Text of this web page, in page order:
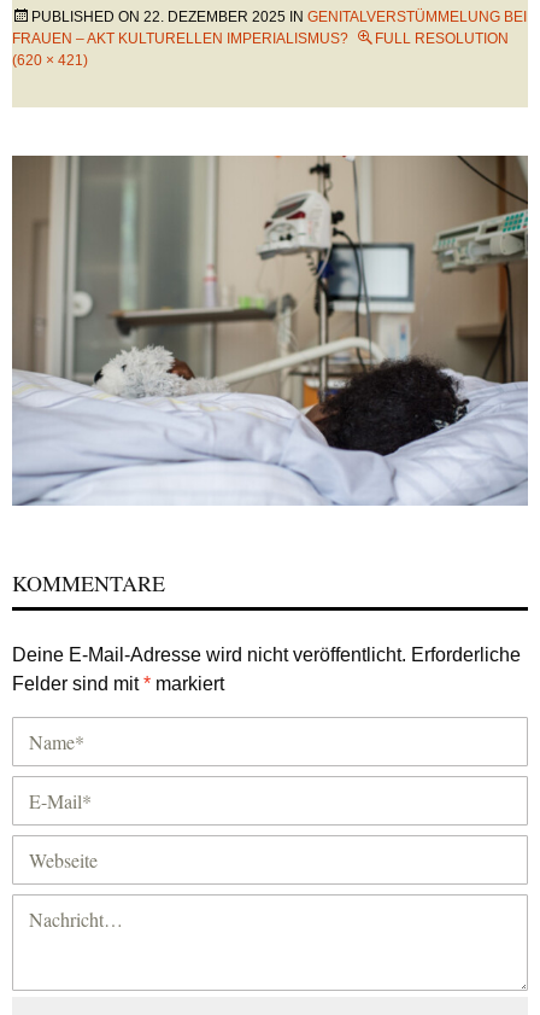
PUBLISHED ON 22. DEZEMBER 2025 IN GENITALVERSTÜMMELUNG BEI
FRAUEN – AKT KULTURELLEN IMPERIALISMUS?
FULL RESOLUTION
(620 × 421)
KOMMENTARE
Deine E-Mail-Adresse wird nicht veröffentlicht. Erforderliche
Felder sind mit* markiert